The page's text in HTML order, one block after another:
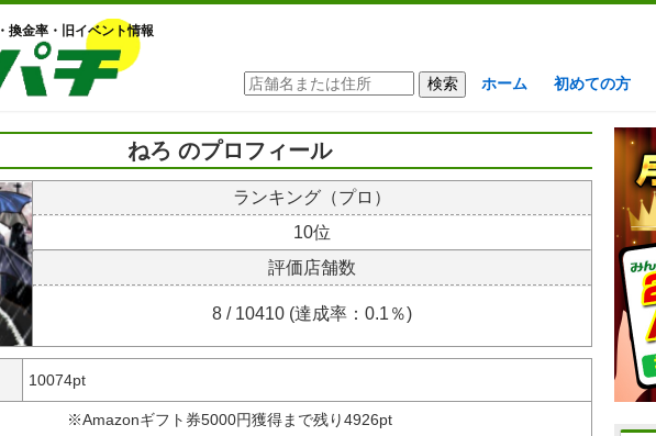
換金率・旧イベント情報
ホーム 初めての方
ねろ のプロフィール
ランキング（プロ）
10位
評価店舗数
8 / 10410 (達成率：0.1％)
10074pt
※Amazonギフト券5000円獲得まで残り4926pt